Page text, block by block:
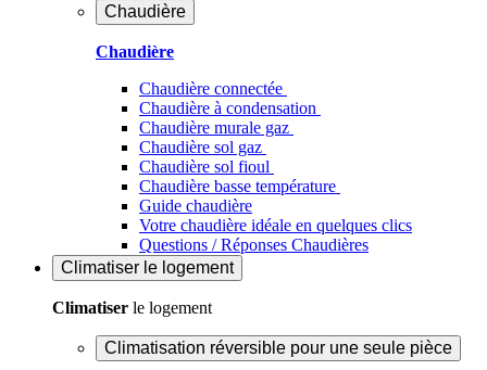
Chaudière
Chaudière
Chaudière connectée
Chaudière à condensation
Chaudière murale gaz
Chaudière sol gaz
Chaudière sol fioul
Chaudière basse température
Guide chaudière
Votre chaudière idéale en quelques clics
Questions / Réponses Chaudières
Climatiser le logement
Climatiser le logement
Climatisation réversible pour une seule pièce